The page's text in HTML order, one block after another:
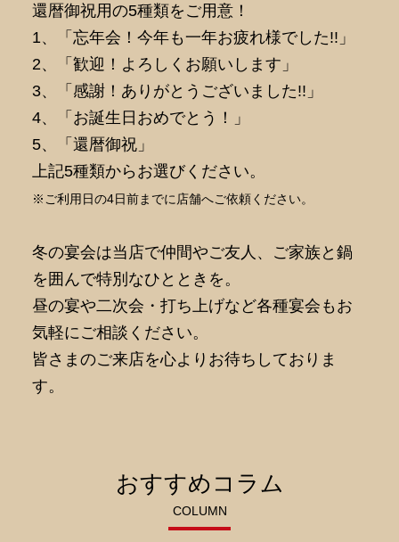
還暦御祝用の5種類をご用意！
1、「忘年会！今年も一年お疲れ様でした!!」
2、「歓迎！よろしくお願いします」
3、「感謝！ありがとうございました!!」
4、「お誕生日おめでとう！」
5、「還暦御祝」
上記5種類からお選びください。
※ご利用日の4日前までに店舗へご依頼ください。
冬の宴会は当店で仲間やご友人、ご家族と鍋
を囲んで特別なひとときを。
昼の宴や二次会・打ち上げなど各種宴会もお
気軽にご相談ください。
皆さまのご来店を心よりお待ちしておりま
す。
おすすめコラム
COLUMN